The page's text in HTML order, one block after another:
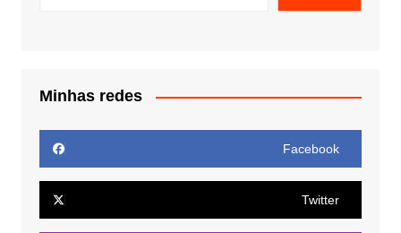
Minhas redes
Facebook
Twitter